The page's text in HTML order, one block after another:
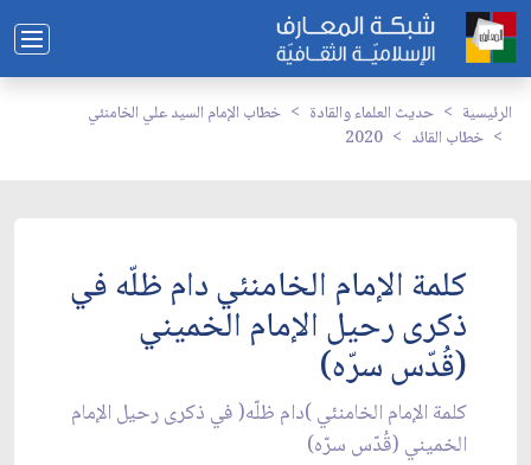
الرئيسية حديث العلماء والقادة
خطاب الإمام السيد علي الخامنئي
خطاب القائد
2020
كلمة الإمام الخامنئي دام ظلّه في
ذكرى رحيل الإمام الخميني
(قُدّس سرّه)
كلمة الإمام الخامنئي )دام ظلّه( في ذكرى رحيل الإمام
الخميني (قُدّس سرّه)